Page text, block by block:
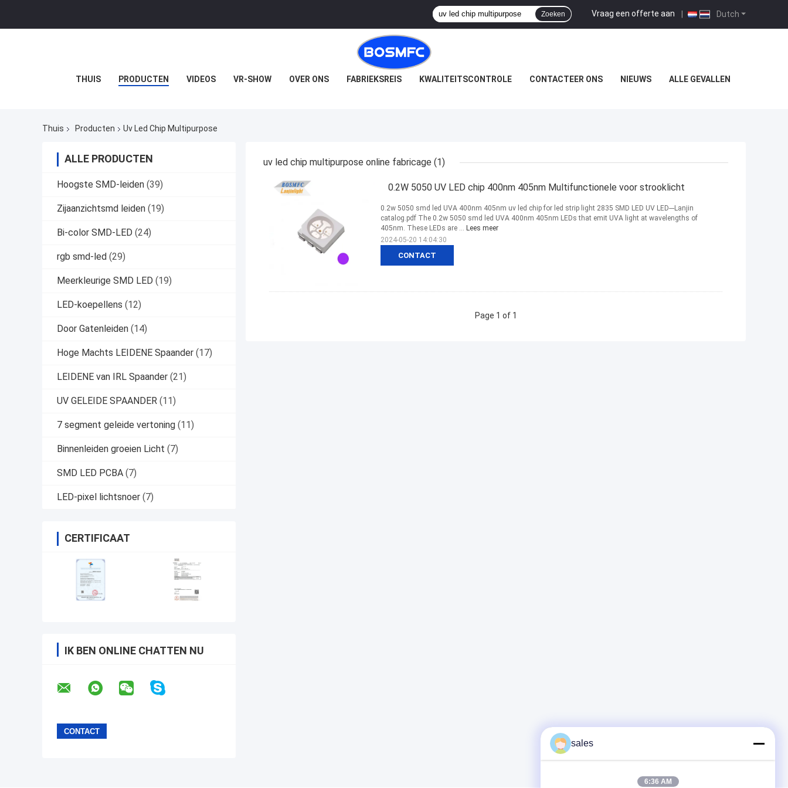
Dutch
Vraag een offerte aan |
Zoeken
THUIS PRODUCTEN VIDEOS VR-SHOW OVER ONS FABRIEKSREIS KWALITEITSCONTROLE CONTACTEER ONS NIEUWS ALLE GEVALLEN
Thuis Producten Uv Led Chip Multipurpose
ALLE PRODUCTEN
Hoogste SMD-leiden (39)
Zijaanzichtsmd leiden (19)
Bi-color SMD-LED (24)
rgb smd-led (29)
Meerkleurige SMD LED (19)
LED-koepellens (12)
Door Gatenleiden (14)
Hoge Machts LEIDENE Spaander (17)
LEIDENE van IRL Spaander (21)
UV GELEIDE SPAANDER (11)
7 segment geleide vertoning (11)
Binnenleiden groeien Licht (7)
SMD LED PCBA (7)
LED-pixel lichtsnoer (7)
CERTIFICAAT
IK BEN ONLINE CHATTEN NU
uv led chip multipurpose online fabricage (1)
0.2W 5050 UV LED chip 400nm 405nm Multifunctionele voor strooklicht
CONTACT
0.2w 5050 smd led UVA 400nm 405nm uv led chip for led strip light 2835 SMD LED UV LED---Lanjin
catalog.pdf The 0.2w 5050 smd led UVA 400nm 405nm LEDs that emit UVA light at wavelengths of
405nm. These LEDs are ... Lees meer
2024-05-20 14:04:30
Page 1 of 1
sales
6:36 AM